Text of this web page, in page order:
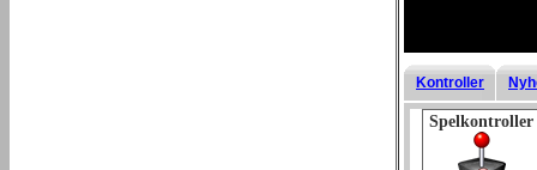
Kontroller
Spelkontroller